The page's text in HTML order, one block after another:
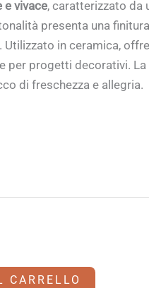
e vivace, caratterizzato da
presenta una
in ceramica,
per progetti decorativi. La
di freschezza e allegria.
CARRELLO